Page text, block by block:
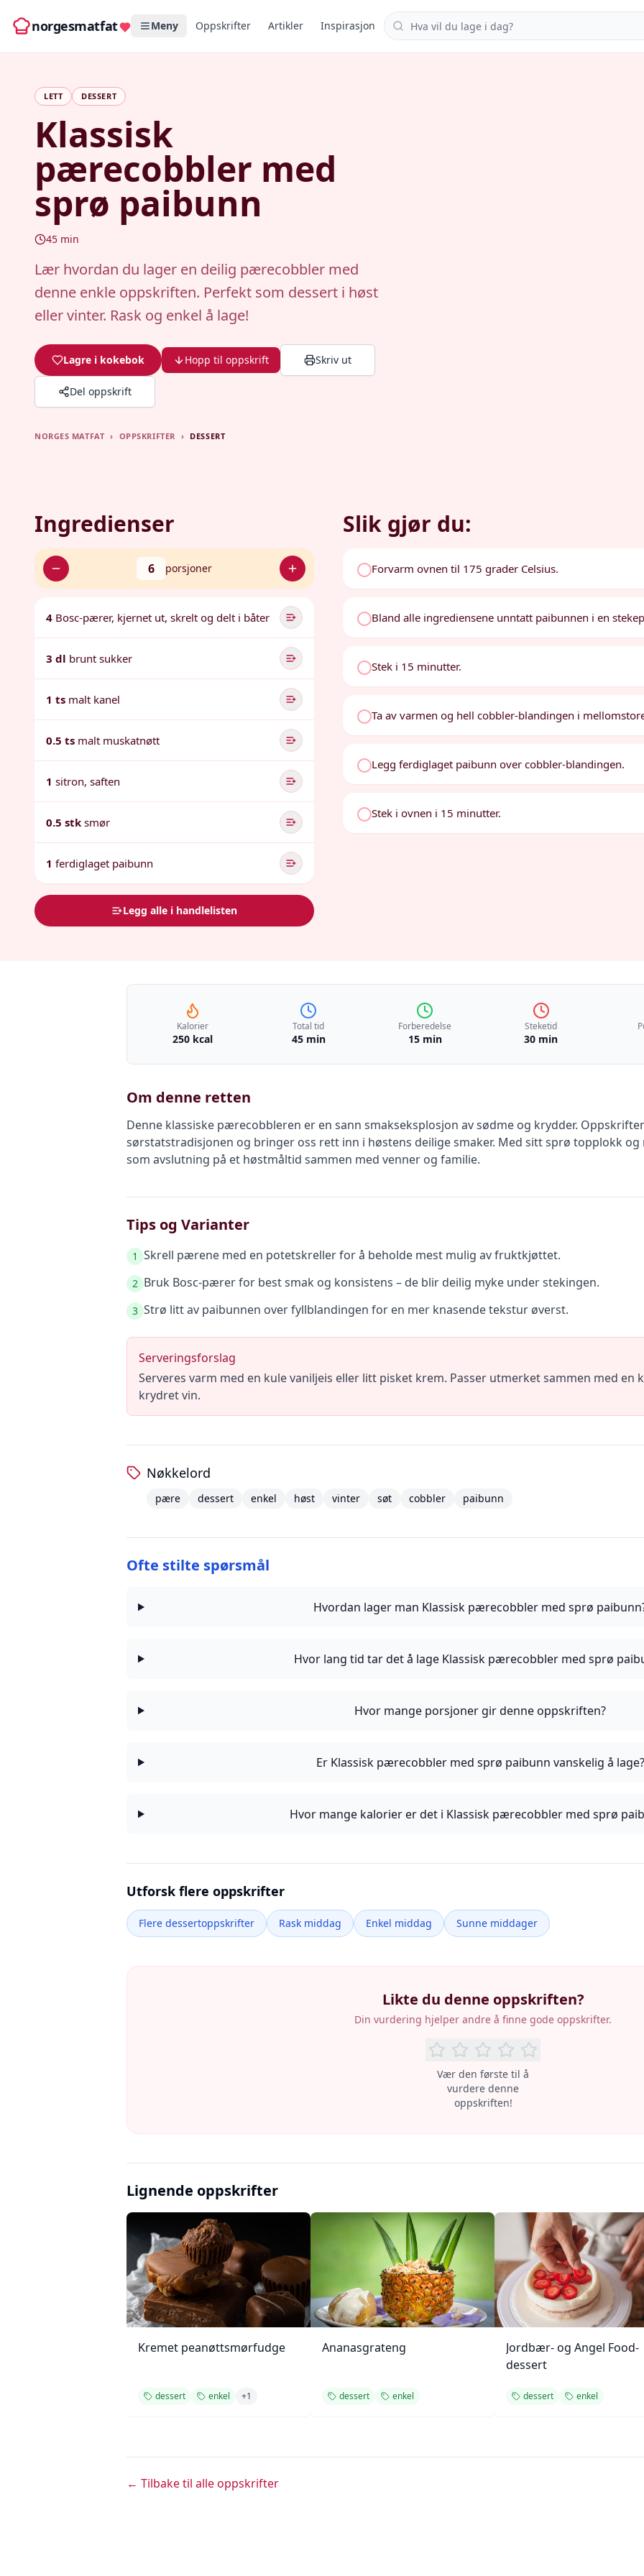
norgesmatfat Meny Oppskrifter Artikler Inspirasjon Søk i oppskrifter
LETT DESSERT
Klassisk
pærecobbler med
sprø paibunn
45 min
Lær hvordan du lager en deilig pærecobbler med
denne enkle oppskriften. Perfekt som dessert i høst
eller vinter. Rask og enkel å lage!
Lagre i kokebok Hopp til oppskrift Skriv ut
Del oppskrift
NORGES MATFAT › OPPSKRIFTER › DESSERT
Ingredienser
6 porsjoner
4 Bosc-pærer, kjernet ut, skrelt og delt i båter
3 dl brunt sukker
1 ts malt kanel
0.5 ts malt muskatnøtt
1 sitron, saften
0.5 stk smør
1 ferdiglaget paibunn
Legg alle i handlelisten
Slik gjør du:
Forvarm ovnen til 175 grader Celsius.
Bland alle ingrediensene unntatt paibunnen i en
Stek i 15 minutter.
Ta av varmen og hell cobbler-blandingen i
Legg ferdiglaget paibunn over cobbler-blandingen.
Stek i ovnen i 15 minutter.
Kalorier
250 kcal
Total tid
45 min
Forberedelse
15 min
Steketid
30 min
Om denne retten
Denne klassiske pærecobbleren er en sann smakseksplosjon av sødme og krydder.
sørstatstradisjonen og bringer oss rett inn i høstens deilige smaker. Med sitt sprø topplokk
som avslutning på et høstmåltid sammen med venner og familie.
Tips og Varianter
1 Skrell pærene med en potetskreller for å beholde mest mulig av fruktkjøttet.
2 Bruk Bosc-pærer for best smak og konsistens – de blir deilig myke under stekingen.
3 Strø litt av paibunnen over fyllblandingen for en mer knasende tekstur øverst.
Serveringsforslag
Serveres varm med en kule vaniljeis eller litt pisket krem. Passer utmerket sammen med en
krydret vin.
Nøkkelord
pære dessert enkel høst vinter søt cobbler paibunn
Ofte stilte spørsmål
Hvordan lager man Klassisk pærecobbler med sprø
Hvor lang tid tar det å lage Klassisk pærecobbler med sprø
Hvor mange porsjoner gir denne oppskriften?
Er Klassisk pærecobbler med sprø paibunn vanskelig å lage?
Hvor mange kalorier er det i Klassisk pærecobbler med sprø
Utforsk flere oppskrifter
Flere dessertoppskrifter Rask middag Enkel middag Sunne middager
Likte du denne oppskriften?
Din vurdering hjelper andre å finne gode oppskrifter.
Vær den første til å
vurdere denne
oppskriften!
Lignende oppskrifter
Kremet peanøttsmørfudge
dessert enkel +1
Ananasgrateng
dessert enkel
Jordbær- og Angel Food-
dessert
dessert enkel
← Tilbake til alle oppskrifter